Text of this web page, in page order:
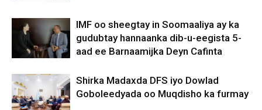
IMF oo sheegtay in Soomaaliya ay ka
gudubtay hannaanka dib-u-eegista 5-
aad ee Barnaamijka Deyn Cafinta
Shirka Madaxda DFS iyo Dowlad
Goboleedyada oo Muqdisho ka furmay